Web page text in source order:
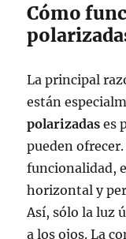
Cómo
La principal
están
polarizadas es
pueden
funcionalidad,
horizontal y
Así, sólo la luz
a los ojos. La